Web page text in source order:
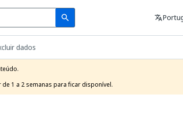
search
Search Idioma
translate
dados
1 a 2 semanas para ficar disponível.